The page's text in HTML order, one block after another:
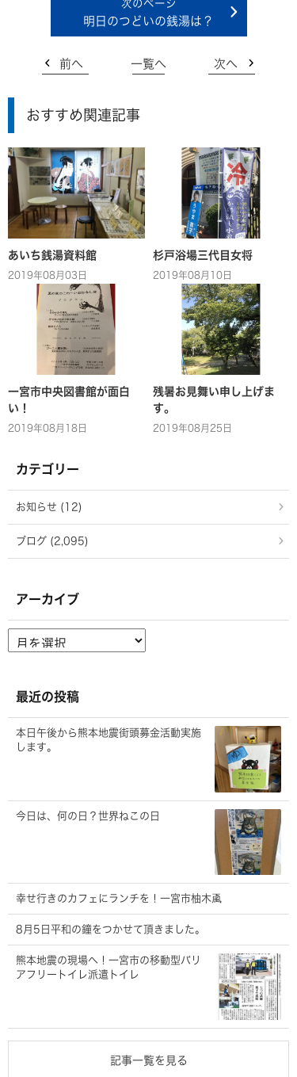
明日のつどいの銭湯は？
前へ 一覧へ 次へ
おすすめ関連記事
あいち銭湯資料館
2019年08月03日
杉戸浴場三代目女将
2019年08月10日
一宮市中央図書館が面白
い！
2019年08月18日
残暑お見舞い申し上げま
す。
2019年08月25日
カテゴリー
お知らせ (12)
ブログ (2,095)
アーカイブ
ー
ブ
最近の投稿
本日午後から熊本地震街頭募金活動実施
します。
今日は、何の日？世界ねこの日
幸せ行きのカフェにランチを！一宮市柚木颪
8月5日平和の鐘をつかせて頂きました。
熊本地震の現場へ！一宮市の移動型バリ
アフリートイレ派遣トイレ
記事一覧を見る